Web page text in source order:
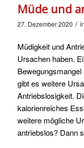
Müde und
27. Dezember 2020 / in
Müdigkeit und
Ursachen haben.
gibt es weitere
Antriebslosigkeit.
kalorienreiches
weitere mögliche
antriebslos? Dann